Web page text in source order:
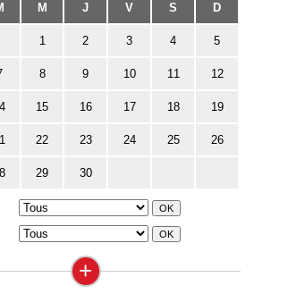
M J V S D
1 2 3 4 5
8 9 10 11 12
15 16 17 18 19
22 23 24 25 26
29 30
+